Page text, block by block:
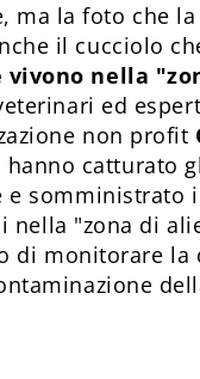
ma la foto che
il cucciolo
vivono nella
ed
non profit
hanno catturato
somministrato
"zona di
di monitorare la